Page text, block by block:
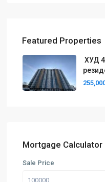
Featured Properties
ХУД
Mortgage Calculator
Sale Price